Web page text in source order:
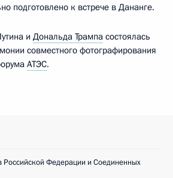
подготовлено к встрече в Дананге.
и Дональда Трампа состоялась
совместного фотографирования
АТЭС.
Российской Федерации и Соединенных